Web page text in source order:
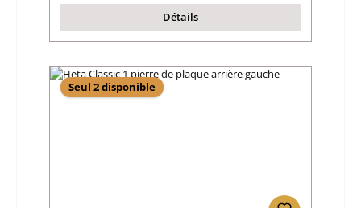
Détails
Seul 2 disponible